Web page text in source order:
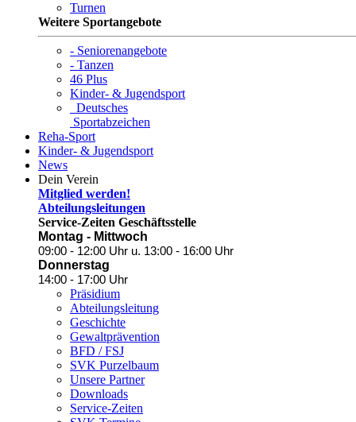
Turnen
Weitere Sportangebote
- Seniorenangebote
- Tanzen
46 Plus
Kinder- & Jugendsport
Deutsches
Sportabzeichen
Reha-Sport
Kinder- & Jugendsport
News
Dein Verein
Mitglied werden!
Abteilungsleitungen
Service-Zeiten Geschäftsstelle
Montag - Mittwoch
09:00 - 12:00 Uhr u. 13:00 - 16:00 Uhr
Donnerstag
14:00 - 17:00 Uhr
Präsidium
Abteilungsleitung
Geschichte
Gewaltprävention
BFD / FSJ
SVK Purzelbaum
Unsere Partner
Downloads
Service-Zeiten